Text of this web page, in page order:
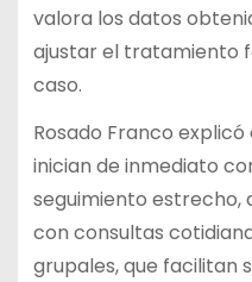
valora los datos
ajustar el tratamiento
caso.
Rosado Franco
inician de inmediato
seguimiento estrecho,
con consultas
grupales, que facilitan